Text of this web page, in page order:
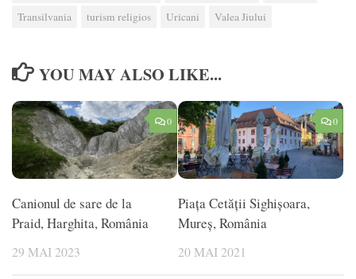
Transilvania
turism religios Uricani Valea Jiului
YOU MAY ALSO LIKE...
0
Canionul de sare de la
Praid, Harghita, România
29 MAI 2023
0
Piața Cetății Sighișoara,
Mureș, România
20 MAI 2021